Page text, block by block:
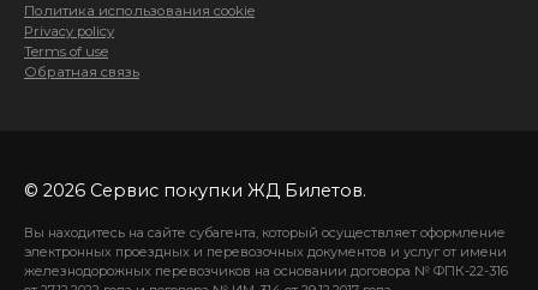
Политика использования cookie
Privacy policy
Terms of use
Обратная связь
© 2026 Сервис покупки ЖД Билетов.
Вы находитесь на сайте субагента, который осуществляет оформление
электронных проездных и перевозочных документов и услуг от имени
железнодорожных перевозчиков на основании договора № ФПК-22-316